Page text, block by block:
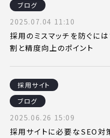
ブログ
2025.07.04 11:10
採用のミスマッチを防ぐに
割と精度向上のポイント
採用サイト
ブログ
2025.06.26 15:09
採用サイトに必要なSEO対